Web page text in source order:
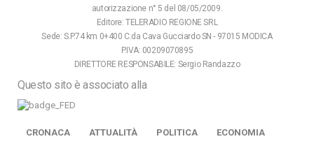
autorizzazione n° 5 del 08/05/2009.
Editore: TELERADIO REGIONE SRL
Sede: S.P.74 km 0+400 C.da Cava Gucciardo SN - 97015 MODICA
P.IVA: 00209070895
DIRETTORE RESPONSABILE: Sergio Randazzo
Questo sito è associato alla
CRONACA ATTUALITÀ POLITICA ECONOMIA